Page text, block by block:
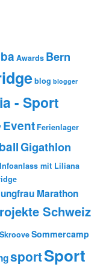
Awards Bern
blog blogger
- Sport
Event Ferienlager
Gigathlon
Infoanlass mit Liliana
Marathon
Schweiz
SkrooveSommercamp
sportSport